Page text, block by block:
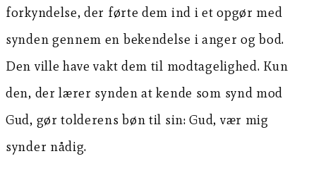
forkyndelse, der førte dem ind i et opgør med
synden gennem en bekendelse i anger og bod.
Den ville have vakt dem til modtagelighed. Kun
den, der lærer synden at kende som synd mod
Gud, gør tolderens bøn til sin: Gud, vær mig
synder nådig.